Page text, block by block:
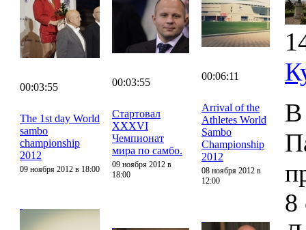
00:03:55
The 1st day World
sambo
championship
2012
09 ноября 2012 в 18:00
00:03:55
Стартовал
XXXVI
Чемпионат
мира по самбо.
09 ноября 2012 в
18:00
00:06:11
Arrival of the
Athletes World
Sambo
Championship
2012
08 ноября 2012 в
12:00
В
8